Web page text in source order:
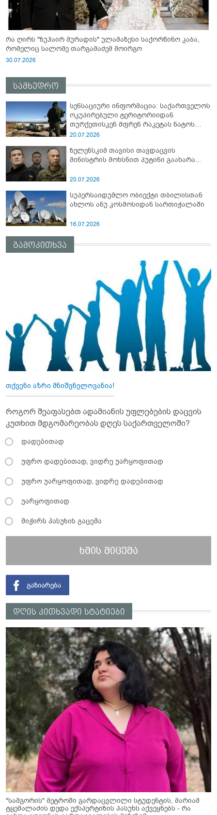
რა ღირს "ზუჰაირ მურადის" ულამაზესი საქორწინო კაბა,
რომელიც სალომე თარგამაძემ მოირგო
30.07.2026
სამხედრო
სენსაციური ინფორმაცია: საქართველოს
ოკუპირებული ტერიტორიიდან
თურქეთისკენ მფრენ რაკეტას ნატოს
სამიტი კინაღამ ჩაუშლია
20.07.2026
ზელენსკიმ თავისი თავდაცვის
მინისტრის მოხსნით პუტინი გაახარა...
20.07.2026
სუპერსაიდუმლო ობიექტი თბილისთან
ახლოს ანუ კოსმოსიდან სართიჭალაში
16.07.2026
გამოკითხვა
თქვენი აზრი მნიშვნელოვანია!
როგორ შეაფასებთ ადამიანის უფლებების დაცვის
კუთხით მდგომარეობას დღეს საქართველოში?
დადებითად
უფრო დადებითად, ვიდრე უარყოფითად
უფრო უარყოფითად, ვიდრე დადებითად
უარყოფითად
მიჭირს პასუხის გაცემა
ხმის მიცემა
დღის კითხვადი სტატიები
"სამგორის" მეტროში გარდაცვლილი სტუდენტის, მარიამ
ტყემალაძის დედა ექსპერტიზის პასუხს აქვეყნებს - რა